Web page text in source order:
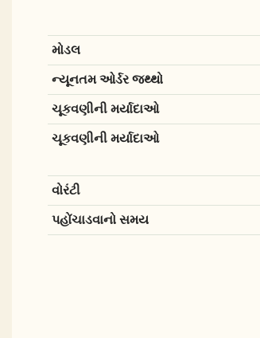
મોડલ
ન્યૂનતમ ઓર્ડર જથ્થો
ચૂકવણીની મર્યાદાઓ
ચૂકવણીની મર્યાદાઓ
વોરંટી
પહોંચાડવાનો સમય